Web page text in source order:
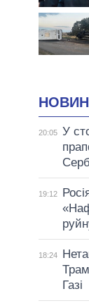
20:05 У
19:12
18:24
Газі